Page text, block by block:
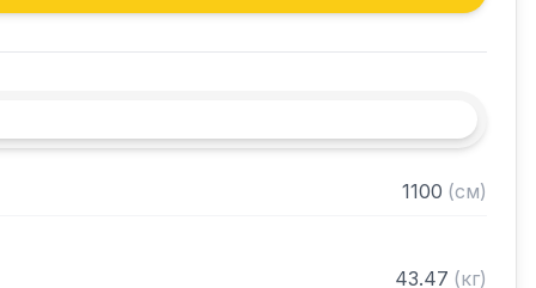
40 мм)
из нержавющей стали марки AISI 430
1100 (см)
43.47 (кг)